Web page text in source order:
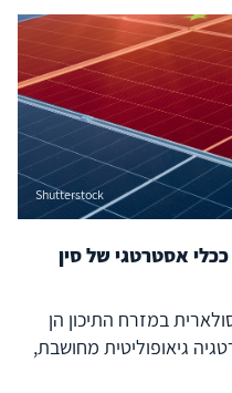
Shutterstock
אסטרטגי של סין
במזרח התיכון הן
גיאופוליטית מחושבת,